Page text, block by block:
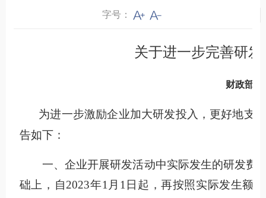
字号：
关于进一步完善研
财政部
为进一步激励企业加大研发投入，更好地支
告如下：
一、企业开展研发活动中实际发生的研发费
础上，自2023年1月1日起，再按照实际发生额